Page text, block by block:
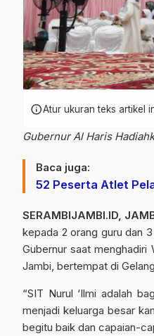
infoAtur ukuran teks artikel
Gubernur Al Haris
Baca juga:
52 Peserta Atlet
SERAMBIJAMBI.ID,
kepada 2 orang guru dan
Gubernur saat menghadiri
Jambi, bertempat di
“SIT Nurul ‘Ilmi adalah
menjadi keluarga besar
begitu baik dan capaian-